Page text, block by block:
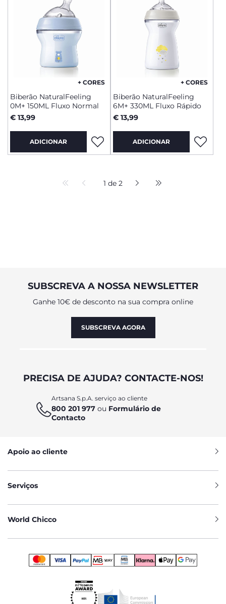
+ CORES
Biberão NaturalFeeling
0M+ 150ML Fluxo Normal
€ 13,99
ADICIONAR
+ CORES
Biberão NaturalFeeling
6M+ 330ML Fluxo Rápido
€ 13,99
ADICIONAR
1 de 2
SUBSCREVA A NOSSA NEWSLETTER
Ganhe 10€ de desconto na sua compra online
SUBSCREVA AGORA
PRECISA DE AJUDA? CONTACTE-NOS!
Artsana S.p.A. serviço ao cliente
800 201 977 ou Formulário de
Contacto
Apoio ao cliente
Serviços
World Chicco